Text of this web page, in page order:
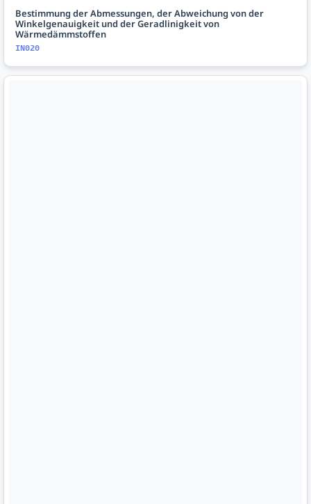
Bestimmung der Abmessungen, der Abweichung von der
Winkelgenauigkeit und der Geradlinigkeit von
Wärmedämmstoffen
IN020